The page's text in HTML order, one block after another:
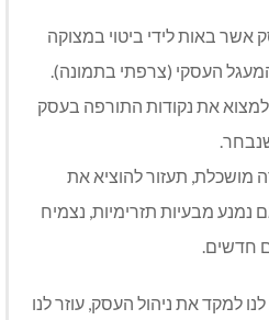
אשר באות לידי ביטוי במצוקה
העסקי (צרפתי בתמונה).
את נקודות התורפה בעסק
מושכלת, תעזור להוציא את
מבעיות תזרימיות, נצמיח
חדשים.
למקד את ניהול העסק, עוזר לנו